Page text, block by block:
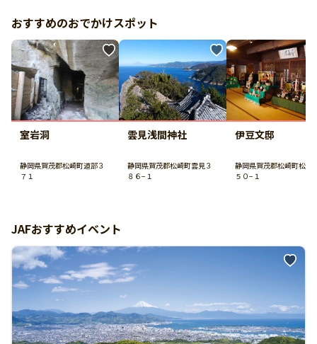
おすすめのおでかけスポット
室岩洞
静岡県賀茂郡松崎町道部３
７１
雲見浅間神社
静岡県賀茂郡松崎町雲見３
８６−１
伊豆文邸
静岡県賀茂郡松崎町松崎
５０−１
JAFおすすめイベント